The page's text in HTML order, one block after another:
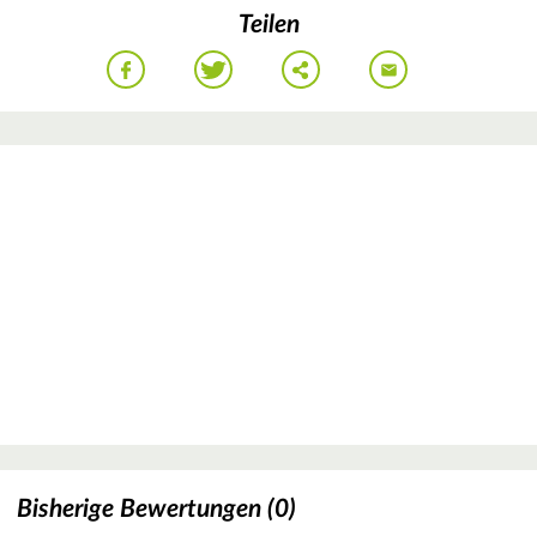
Teilen
Bisherige Bewertungen (0)